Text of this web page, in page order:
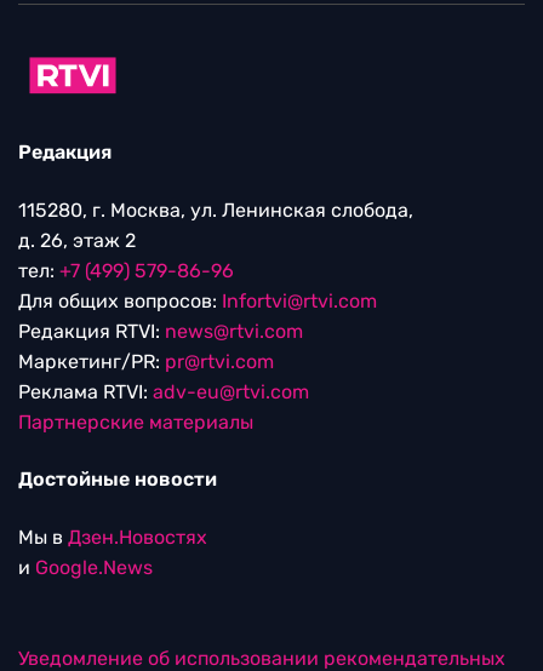
Редакция
115280, г. Москва, ул. Ленинская слобода,
д. 26, этаж 2
тел: +7 (499) 579-86-96
Для общих вопросов: Infortvi@rtvi.com
Редакция RTVI: news@rtvi.com
Маркетинг/PR: pr@rtvi.com
Реклама RTVI: adv-eu@rtvi.com
Партнерские материалы
Достойные новости
Мы в Дзен.Новостях
и Google.News
Уведомление об использовании рекомендательных